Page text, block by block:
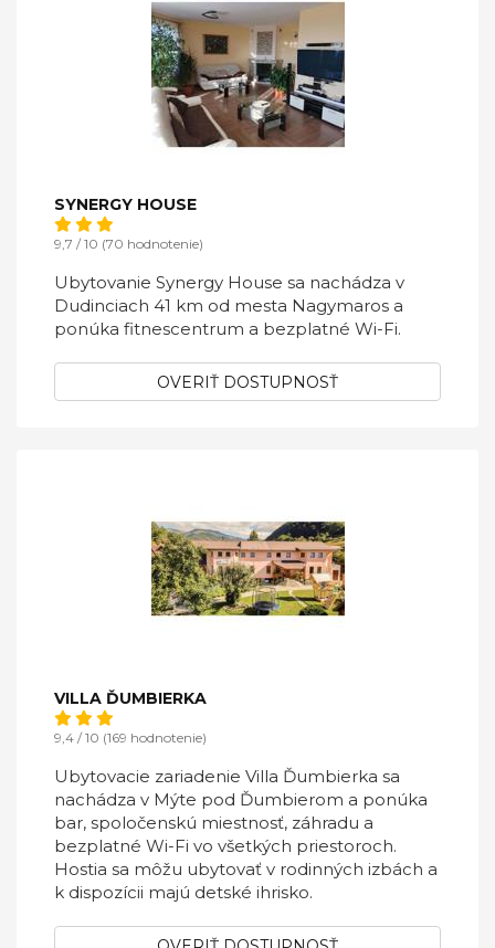
SYNERGY HOUSE
9,7 / 10 (70 hodnotenie)
Ubytovanie Synergy House sa nachádza v
Dudinciach 41 km od mesta Nagymaros a
ponúka fitnescentrum a bezplatné Wi-Fi.
OVERIŤ DOSTUPNOSŤ
VILLA ĎUMBIERKA
9,4 / 10 (169 hodnotenie)
Ubytovacie zariadenie Villa Ďumbierka sa
nachádza v Mýte pod Ďumbierom a ponúka
bar, spoločenskú miestnosť, záhradu a
bezplatné Wi-Fi vo všetkých priestoroch.
Hostia sa môžu ubytovať v rodinných izbách a
k dispozícii majú detské ihrisko.